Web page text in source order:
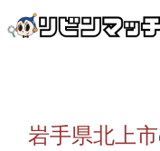
岩手県北上